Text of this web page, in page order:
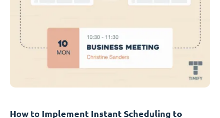
How to Implement Instant Scheduling to